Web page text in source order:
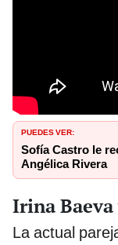
PUEDES VER:
Sofía Castro le
Angélica Rivera
Irina Baeva
La actual